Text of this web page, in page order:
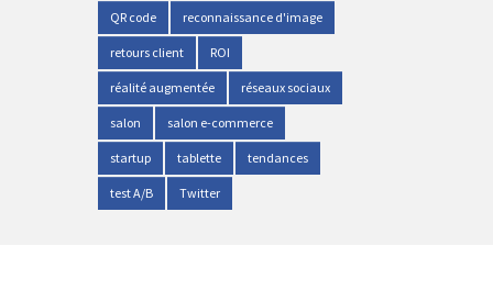
QR code reconnaissance d'image
retours client ROI
réalité augmentée réseaux sociaux
salon salon e-commerce
startup tablette tendances
test A/B Twitter